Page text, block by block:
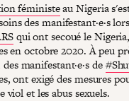
féministeau Nigeria
des manifestant·e·s
qui ont secoué le
en octobre 2020. À peu
manifestant·e·s de
ont exigé des mesures
et les abus sexuels.